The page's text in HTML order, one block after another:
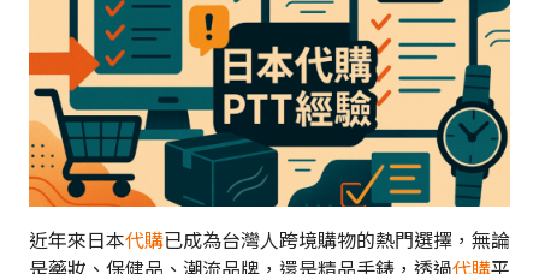
近年來日本代購已成為台灣人跨境購物的熱門選擇，無論
是藥妝、保健品、潮流品牌，還是精品手錶，透過代購平